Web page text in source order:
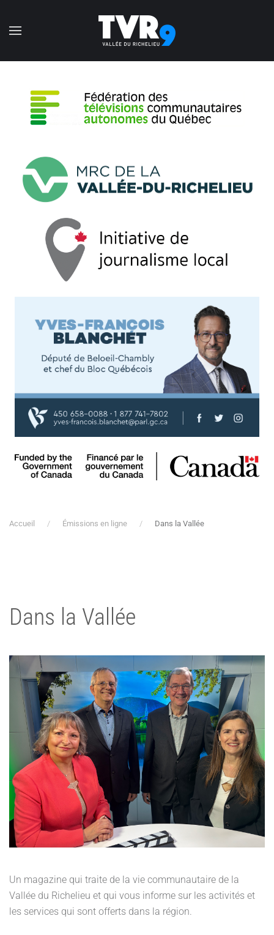
Accéder au contenu principal
Accueil Émissions en ligne Dans la Vallée
Dans la Vallée
Un magazine qui traite de la vie communautaire de la
Vallée du Richelieu et qui vous informe sur les activités et
les services qui sont offerts dans la région.